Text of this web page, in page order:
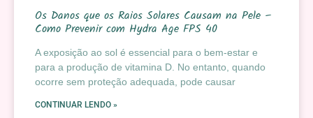
Os Danos que os Raios Solares Causam na Pele –
Como Prevenir com Hydra Age FPS 40
A exposição ao sol é essencial para o bem-estar e
para a produção de vitamina D. No entanto, quando
ocorre sem proteção adequada, pode causar
CONTINUAR LENDO »